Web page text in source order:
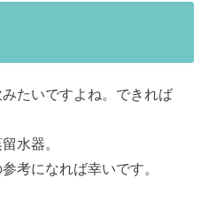
たいですよね。できれば
水器。
考になれば幸いです。